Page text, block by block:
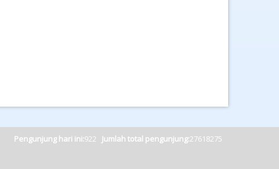
Pengunjung hari ini:922 Jumlah total pengunjung:27618275